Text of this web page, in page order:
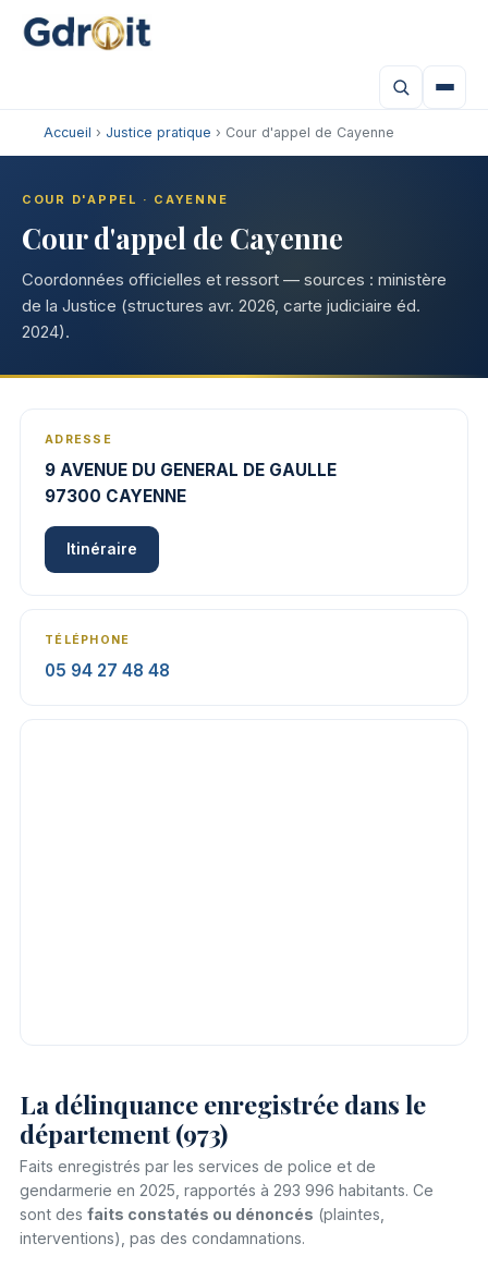
Accueil › Justice pratique › Cour d'appel de Cayenne
COUR D'APPEL · CAYENNE
Cour d'appel de Cayenne
Coordonnées officielles et ressort — sources : ministère
de la Justice (structures avr. 2026, carte judiciaire éd.
2024).
ADRESSE
9 AVENUE DU GENERAL DE GAULLE
97300 CAYENNE
Itinéraire
TÉLÉPHONE
05 94 27 48 48
La délinquance enregistrée dans le
département (973)
Faits enregistrés par les services de police et de
gendarmerie en 2025, rapportés à 293 996 habitants. Ce
sont des faits constatés ou dénoncés (plaintes,
interventions), pas des condamnations.